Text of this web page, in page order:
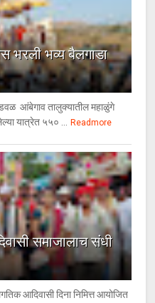
भरली भव्य बैलगाडा
आंबेगाव तालुक्यातील महाळुंगे
यात्रेत ५५० ... Readmore
समाजालाच संधी
आदिवासी दिना निमित्त आयोजित